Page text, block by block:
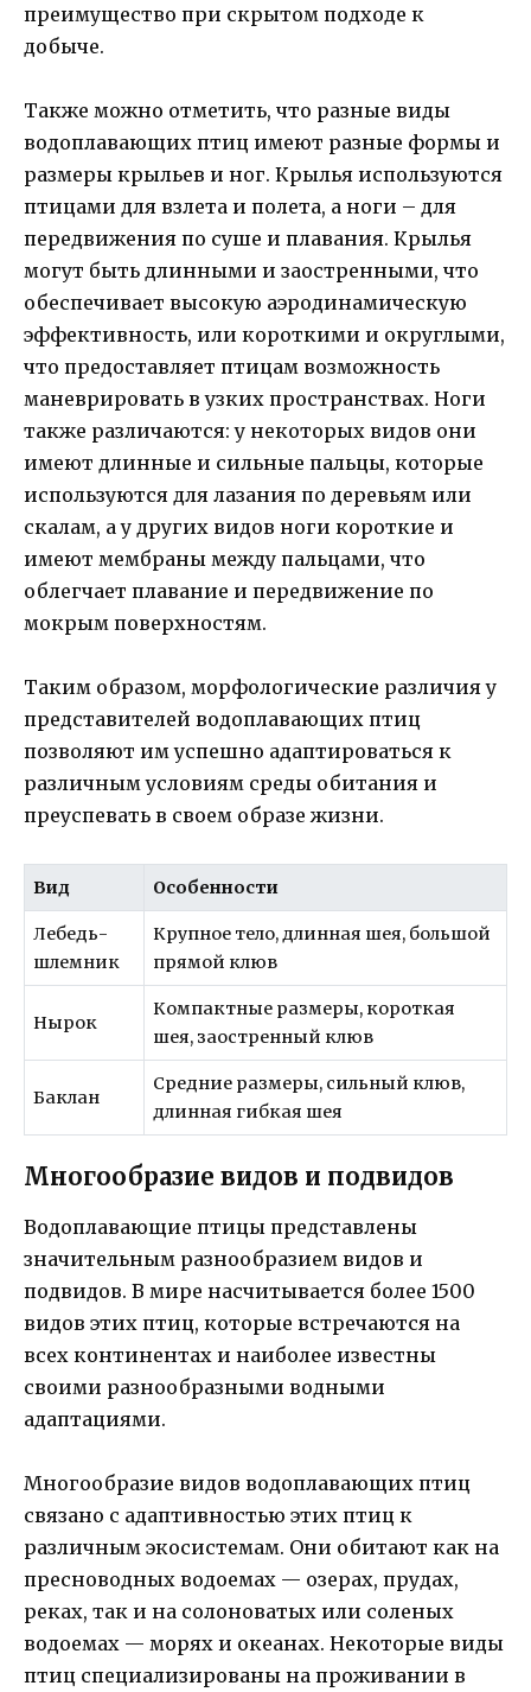
преимущество при скрытом подходе к
добыче.
Также можно отметить, что разные виды
водоплавающих птиц имеют разные формы и
размеры крыльев и ног. Крылья используются
птицами для взлета и полета, а ноги – для
передвижения по суше и плавания. Крылья
могут быть длинными и заостренными, что
обеспечивает высокую аэродинамическую
эффективность, или короткими и округлыми,
что предоставляет птицам возможность
маневрировать в узких пространствах. Ноги
также различаются: у некоторых видов они
имеют длинные и сильные пальцы, которые
используются для лазания по деревьям или
скалам, а у других видов ноги короткие и
имеют мембраны между пальцами, что
облегчает плавание и передвижение по
мокрым поверхностям.
Таким образом, морфологические различия у
представителей водоплавающих птиц
позволяют им успешно адаптироваться к
различным условиям среды обитания и
преуспевать в своем образе жизни.
Вид Особенности
Лебедь-
шлемник
Крупное тело, длинная шея, большой
прямой клюв
Нырок
Компактные размеры, короткая
шея, заостренный клюв
Баклан
Средние размеры, сильный клюв,
длинная гибкая шея
Многообразие видов и подвидов
Водоплавающие птицы представлены
значительным разнообразием видов и
подвидов. В мире насчитывается более 1500
видов этих птиц, которые встречаются на
всех континентах и наиболее известны
своими разнообразными водными
адаптациями.
Многообразие видов водоплавающих птиц
связано с адаптивностью этих птиц к
различным экосистемам. Они обитают как на
пресноводных водоемах — озерах, прудах,
реках, так и на солоноватых или соленых
водоемах — морях и океанах. Некоторые виды
птиц специализированы на проживании в